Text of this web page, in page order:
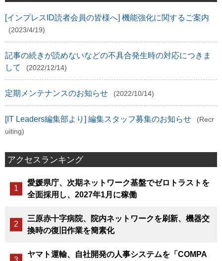
[インプレスID読者会員の皆様へ] 機能強化に関するご案内
(2023/4/19)
記事の続きが読めないなどの不具合発生時の対応につきま
して
(2022/12/14)
定期メンテナンスのお知らせ (2022/10/14)
[IT Leaders編集部より] 編集スタッフ募集のお知らせ
(Recr
uiting)
アクセスランキング
愛媛県庁、次期ネットワーク基盤でゼロトラストを
全面採用し、2027年1月に稼働
三原赤十字病院、院内ネットワークを刷新、機器交
換時の復旧作業を簡素化
ヤマト運輸、自社開発の人事システムを「COMPA